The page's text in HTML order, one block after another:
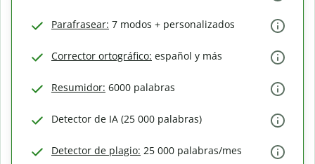
Parafrasear: 7 modos + personalizados
Corrector ortográfico: español y más
Resumidor: 6000 palabras
Detector de IA (25 000 palabras)
Detector de plagio: 25 000 palabras/mes